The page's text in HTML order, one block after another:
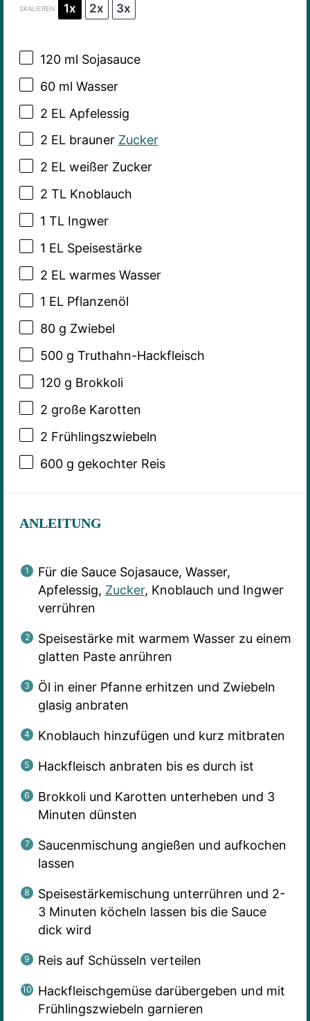
SKALIEREN 1x 2x 3x
120ml Sojasauce
60ml Wasser
2 EL Apfelessig
2 EL brauner Zucker
2 EL weißer Zucker
2 TL Knoblauch
1 TL Ingwer
1 EL Speisestärke
2 EL warmes Wasser
1 EL Pflanzenöl
80 g Zwiebel
500 g Truthahn-Hackfleisch
120 g Brokkoli
2 große Karotten
2 Frühlingszwiebeln
600 g gekochter Reis
ANLEITUNG
Für die Sauce Sojasauce, Wasser,
Apfelessig, Zucker, Knoblauch und Ingwer
verrühren
Speisestärke mit warmem Wasser zu einem
glatten Paste anrühren
Öl in einer Pfanne erhitzen und Zwiebeln
glasig anbraten
Knoblauch hinzufügen und kurz mitbraten
Hackfleisch anbraten bis es durch ist
Brokkoli und Karotten unterheben und 3
Minuten dünsten
Saucenmischung angießen und aufkochen
lassen
Speisestärkemischung unterrühren und 2-
3 Minuten köcheln lassen bis die Sauce
dick wird
Reis auf Schüsseln verteilen
Hackfleischgemüse darübergeben und mit
Frühlingszwiebeln garnieren